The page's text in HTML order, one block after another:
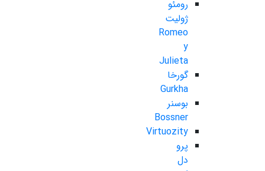
رومئو
ژولیت
Romeo
y
Julieta
گورخا
Gurkha
بوسنر
Bossner
Virtuozity
پرو
دل